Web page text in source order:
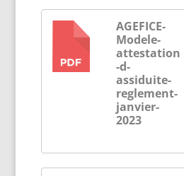
AGEFICE-
Modele-
attestation
-d-
assiduite-
reglement-
janvier-
2023